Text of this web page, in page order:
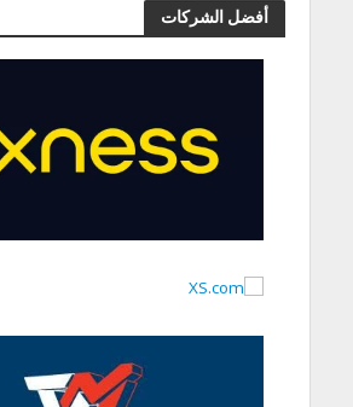
أفضل الشركات